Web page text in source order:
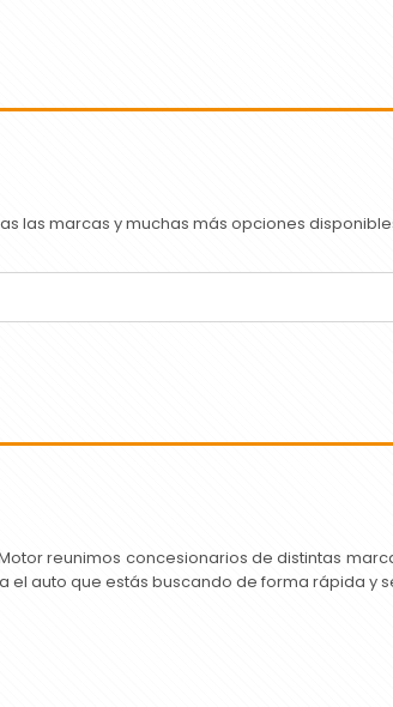
las marcas y muchas más opciones
reunimos concesionarios de distintas
el auto que estás buscando de forma rápida y